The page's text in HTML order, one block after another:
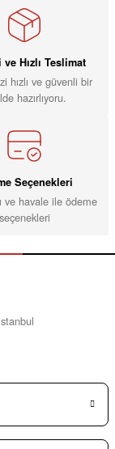
Hızlı Teslimat
hızlı ve güvenli bir
hazırlıyoru.
Seçenekleri
ve havale ile ödeme
seçenekleri